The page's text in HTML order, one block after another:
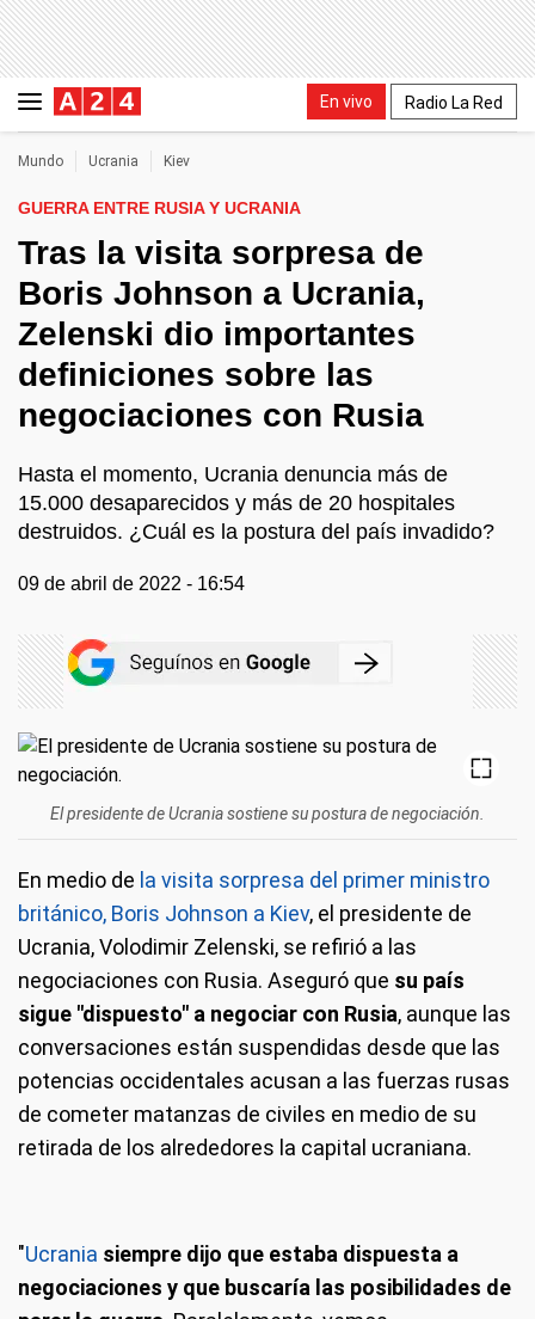
En vivo Radio La Red
Mundo Ucrania Kiev
GUERRA ENTRE RUSIA Y UCRANIA
Tras la visita sorpresa de
Boris Johnson a Ucrania,
Zelenski dio importantes
definiciones sobre las
negociaciones con Rusia
Hasta el momento, Ucrania denuncia más de
15.000 desaparecidos y más de 20 hospitales
destruidos. ¿Cuál es la postura del país invadido?
09 de abril de 2022 - 16:54
El presidente de Ucrania sostiene su postura de negociación.
En medio de la visita sorpresa del primer ministro
británico, Boris Johnson a Kiev, el presidente de
Ucrania, Volodimir Zelenski, se refirió a las
negociaciones con Rusia. Aseguró que su país
sigue "dispuesto" a negociar con Rusia, aunque las
conversaciones están suspendidas desde que las
potencias occidentales acusan a las fuerzas rusas
de cometer matanzas de civiles en medio de su
retirada de los alrededores la capital ucraniana.
"Ucrania siempre dijo que estaba dispuesta a
negociaciones y que buscaría las posibilidades de